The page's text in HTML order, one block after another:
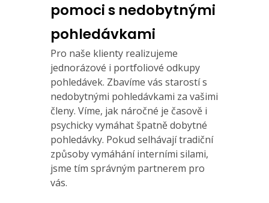
pomoci s nedobytnými
pohledávkami
Pro naše klienty realizujeme
jednorázové i portfoliové odkupy
pohledávek. Zbavíme vás starostí s
nedobytnými pohledávkami za vašimi
členy. Víme, jak náročné je časově i
psychicky vymáhat špatně dobytné
pohledávky. Pokud selhávají tradiční
způsoby vymáhání interními silami,
jsme tím správným partnerem pro
vás.